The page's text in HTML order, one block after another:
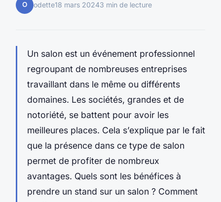
O odette18 mars 20243 min de lecture
Un salon est un événement professionnel
regroupant de nombreuses entreprises
travaillant dans le même ou différents
domaines. Les sociétés, grandes et de
notoriété, se battent pour avoir les
meilleures places. Cela s’explique par le fait
que la présence dans ce type de salon
permet de profiter de nombreux
avantages. Quels sont les bénéfices à
prendre un stand sur un salon ? Comment